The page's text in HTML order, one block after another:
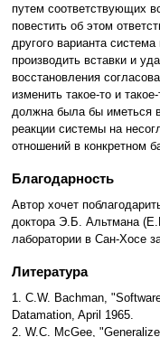
путем соответствующих
повестить об этом
другого варианта
производить вставки и
восстановления
изменить такое-то и
должна была бы иметься
реакции системы на
отношений в конкретном
Благодарность
Автор хочет
доктора Э.Б. Альтмана
лаборатории в Сан-Хосе
Литература
1. C.W. Bachman,
Datamation, April 1965.
2. W.C. McGee,